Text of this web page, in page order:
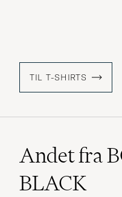
TIL T-SHIRTS
Andet fra
BLACK